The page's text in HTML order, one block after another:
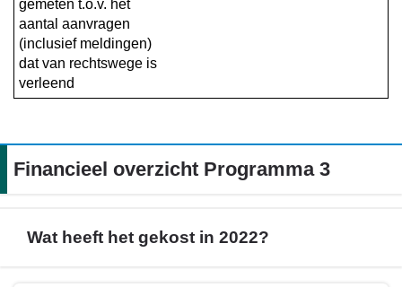
gemeten t.o.v. het
aantal aanvragen
(inclusief meldingen)
dat van rechtswege is
verleend
Financieel overzicht Programma 3
Wat heeft het gekost in 2022?